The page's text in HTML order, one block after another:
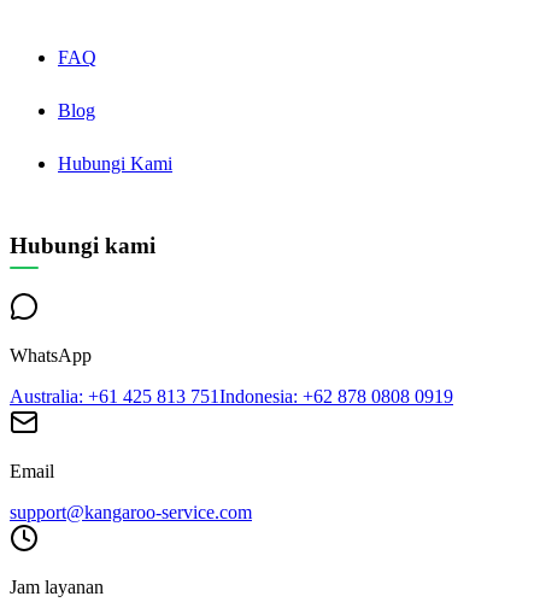
FAQ
Blog
Hubungi Kami
Hubungi kami
WhatsApp
Australia: +61 425 813 751Indonesia: +62 878 0808 0919
Email
support@kangaroo-service.com
Jam layanan